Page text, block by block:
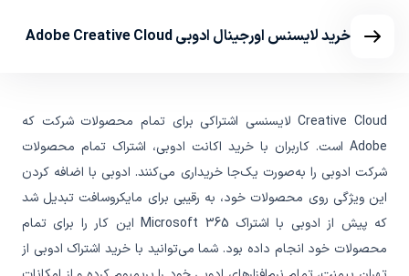
خرید لایسنس اورجینال ادوبی Adobe Creative Cloud
Creative Cloud لایسنسی اشتراکی برای تمام محصولات شرکت که
Adobe است. کاربران با خرید اکانت ادوبی، اشتراک تمام محصولات
شرکت ادوبی را به‌صورت یک‌جا خریداری می‌کنند. ادوبی با اضافه کردن
این ویژگی روی محصولات خود، به رقیبی برای مایکروسافت تبدیل شد
که پیش از ادوبی با اشتراک Microsoft 365 این کار را برای تمام
محصولات خود انجام داده بود. شما می‌توانید با خرید اشتراک ادوبی از